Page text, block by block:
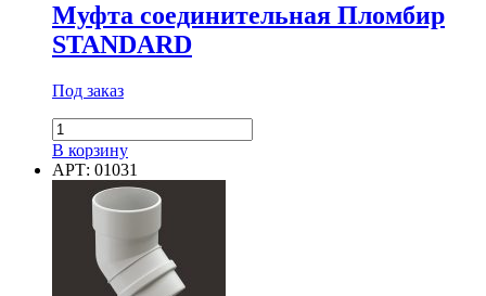
Муфта соединительная Пломбир
STANDARD
Под заказ
Количество
товара
Муфта
соединительная
Пломбир
STANDARD
В корзину
АРТ: 01031